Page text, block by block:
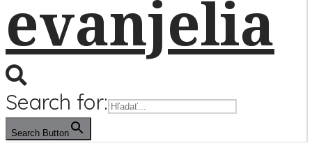
Search for:
Search Button